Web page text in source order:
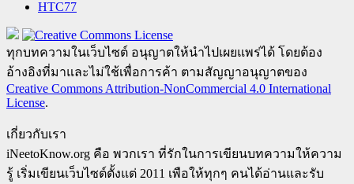
HTC77
ทุกบทความในเว็บไซต์ อนุญาตให้นำไปเผยแพร่ได้ โดยต้อง
อ้างอิงที่มาและไม่ใช้เพื่อการค้า ตามสัญญาอนุญาตของ
Creative Commons Attribution-NonCommercial 4.0 International
License.
เกี่ยวกับเรา
iNeetoKnow.org คือ พวกเรา ที่รักในการเขียนบทความให้ความ
รู้ เริ่มเขียนเว็บไซต์ตั้งแต่ 2011 เพือให้ทุกๆ คนได้อ่านและรับ